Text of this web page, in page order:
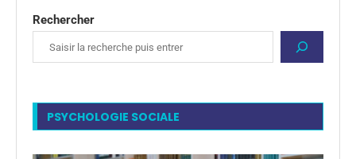
Rechercher
PSYCHOLOGIE SOCIALE